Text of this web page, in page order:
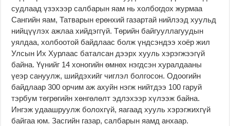
судлаад үзэхээр салбарын яам нь холбогдох журмаа
Сангийн яам, Татварын ерөнхий газартай нийлээд хуульд
нийцүүлэх ажлаа хийдэггүй. Төрийн байгууллагуудын
уялдаа, холбоотой байдлаас болж үндсэндээ хоёр жил
Улсын Их Хурлаас баталсан дээрх хууль хэрэгжээгүй
байна. Үүнийг 14 хоногийн өмнөх нэгдсэн хуралдааны
үеэр сануулж, шийдэхийг чиглэл болгосон. Одоогийн
байдлаар 300 орчим аж ахуйн нэгж нийтдээ 100 гаруй
тэрбум төгрөгийн хөнгөлөлт эдлэхээр хүлээж байна.
Ингэж удаашруулж болохгүй, яагаад хууль хэрэгжихгүй
байгаа юм. Засгийн газар, салбарын яамд анхаар.